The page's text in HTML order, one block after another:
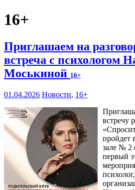
16+
Приглашаем на
встреча с психологом
Моськиной 16+
01.04.2026 Новости, 16+
встречу
пройдет
зале № 2
первый